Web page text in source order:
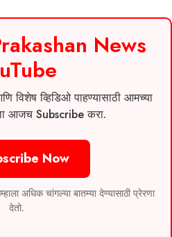
News
विशेष व्हिडिओ पाहण्यासाठी आमच्या
आजच Subscribe करा.
Now
अधिक चांगल्या बातम्या देण्यासाठी प्रेरणा
देतो.